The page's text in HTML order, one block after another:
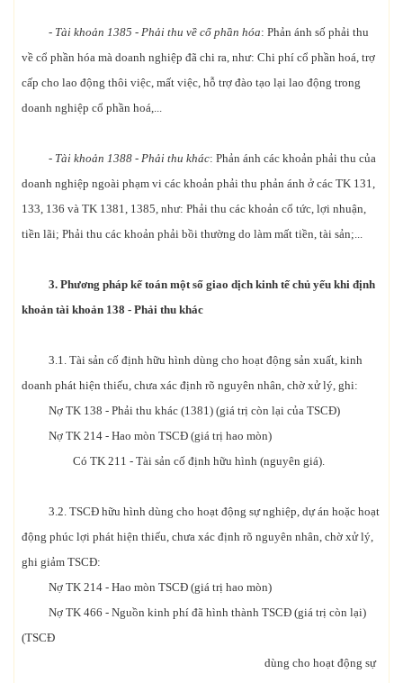
- Tài khoản 1385 - Phải thu về cổ phần hóa: Phản ánh số phải thu
về cổ phần hóa mà doanh nghiệp đã chi ra, như: Chi phí cổ phần hoá, trợ
cấp cho lao động thôi việc, mất việc, hỗ trợ đào tạo lại lao động trong
doanh nghiệp cổ phần hoá,...
- Tài khoản 1388 - Phải thu khác: Phản ánh các khoản phải thu của
doanh nghiệp ngoài phạm vi các khoản phải thu phản ánh ở các TK 131,
133, 136 và TK 1381, 1385, như: Phải thu các khoản cổ tức, lợi nhuận,
tiền lãi; Phải thu các khoản phải bồi thường do làm mất tiền, tài sản;...
3. Phương pháp kế toán một số giao dịch kinh tế chủ yếu khi định
khoản tài khoản 138 - Phải thu khác
3.1. Tài sản cố định hữu hình dùng cho hoạt động sản xuất, kinh
doanh phát hiện thiếu, chưa xác định rõ nguyên nhân, chờ xử lý, ghi:
Nợ TK 138 - Phải thu khác (1381) (giá trị còn lại của TSCĐ)
Nợ TK 214 - Hao mòn TSCĐ (giá trị hao mòn)
Có TK 211 - Tài sản cố định hữu hình (nguyên giá).
3.2. TSCĐ hữu hình dùng cho hoạt động sự nghiệp, dự án hoặc hoạt
động phúc lợi phát hiện thiếu, chưa xác định rõ nguyên nhân, chờ xử lý,
ghi giảm TSCĐ:
Nợ TK 214 - Hao mòn TSCĐ (giá trị hao mòn)
Nợ TK 466 - Nguồn kinh phí đã hình thành TSCĐ (giá trị còn lại)
(TSCĐ
dùng cho hoạt động sự